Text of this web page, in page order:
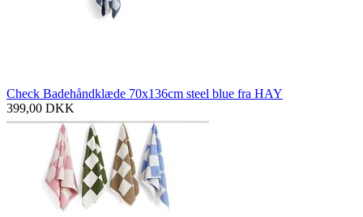
Check Badehåndklæde 70x136cm steel blue fra HAY
399,00 DKK